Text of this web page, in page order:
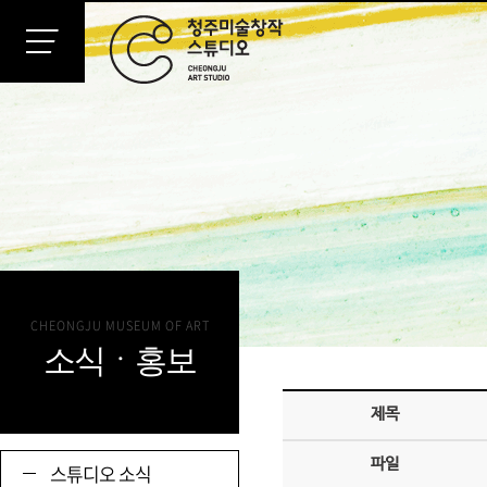
CHEONGJU MUSEUM OF ART
소식ㆍ홍보
스튜디오 소식
제목
파일